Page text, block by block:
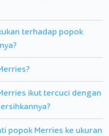
terhadap popok
ikut tercuci dengan
popok Merries ke ukuran